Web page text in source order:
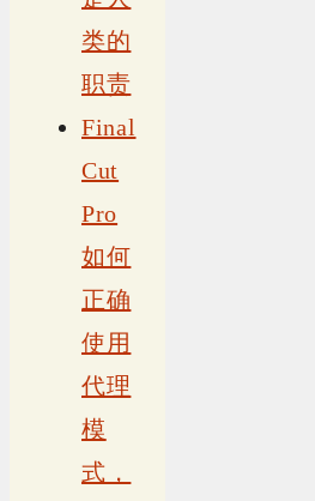
类的
职责
Final
Cut
Pro
如何
正确
使用
代理
模
式，